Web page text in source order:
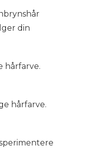
din
hårfarve.
hårfarve.